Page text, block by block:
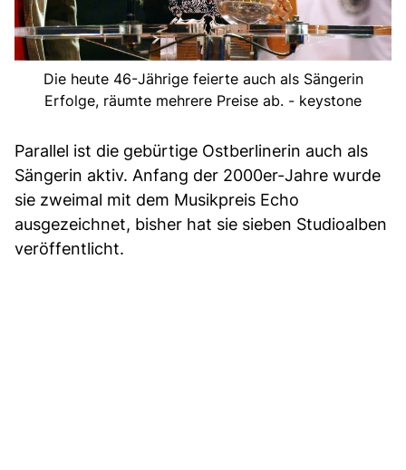
Die heute 46-Jährige feierte auch als Sängerin
Erfolge, räumte mehrere Preise ab. - keystone
Parallel ist die gebürtige Ostberlinerin auch als
Sängerin aktiv. Anfang der 2000er-Jahre wurde
sie zweimal mit dem Musikpreis Echo
ausgezeichnet, bisher hat sie sieben Studioalben
veröffentlicht.